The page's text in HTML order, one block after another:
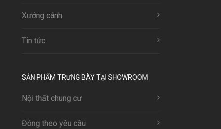
Xưởng cánh
Tin tức
SẢN PHẨM TRƯNG BÀY TẠI SHOWROOM
Nội thất chung cư
Đóng theo yêu cầu